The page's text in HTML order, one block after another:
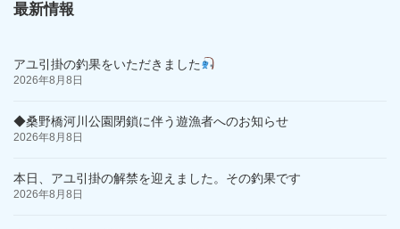
最新情報
アユ引掛の釣果をいただきました
2026年8月8日
◆桑野橋河川公園閉鎖に伴う遊漁者へのお知らせ
2026年8月8日
本日、アユ引掛の解禁を迎えました。その釣果です
2026年8月8日